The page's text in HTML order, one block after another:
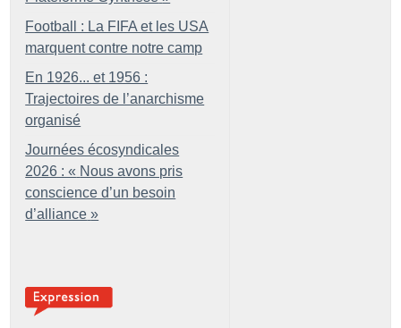
Football : La FIFA et les USA
marquent contre notre camp
En 1926... et 1956 :
Trajectoires de l’anarchisme
organisé
Journées écosyndicales
2026 : « Nous avons pris
conscience d’un besoin
d’alliance »